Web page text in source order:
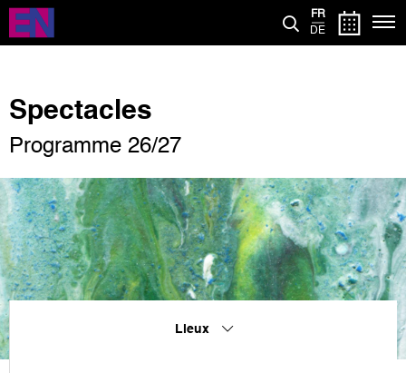
Aller
contenu
FR
DE
Spectacles
Programme 26/27
Lieux